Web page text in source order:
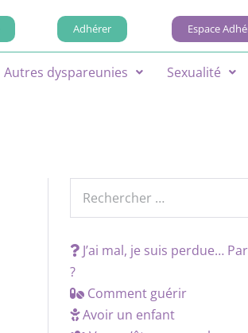
Adhérer Espace
Autres dyspareunies Sexualité
J’ai mal, je suis perdue…
?
Comment guérir
Avoir un enfant